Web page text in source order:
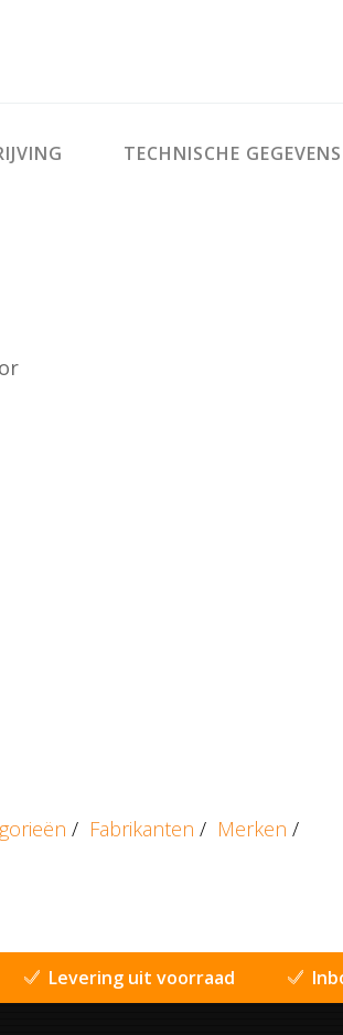
TECHNISCHE GEGEVENS
/ Fabrikanten / Merken /
Levering uit voorraad